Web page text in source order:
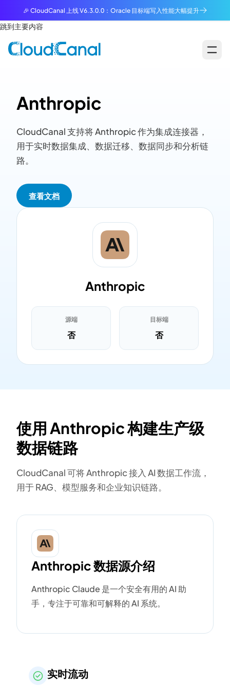
🎉 CloudCanal 上线 V6.3.0.0：Oracle 目标端写入性能大幅提升
跳到主要内容
Anthropic
CloudCanal 支持将 Anthropic 作为集成连接器，
用于实时数据集成、数据迁移、数据同步和分析链
路。
查看文档
Anthropic
源端
否
目标端
否
使用 Anthropic 构建生产级
数据链路
CloudCanal 可将 Anthropic 接入 AI 数据工作流，
用于 RAG、模型服务和企业知识链路。
Anthropic 数据源介绍
Anthropic Claude 是一个安全有用的 AI 助
手，专注于可靠和可解释的 AI 系统。
实时流动